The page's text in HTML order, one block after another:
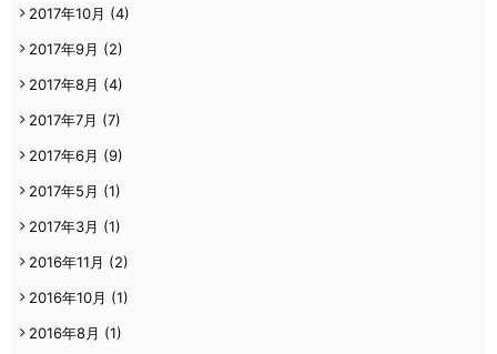
2017年10月 (4)
2017年9月 (2)
2017年8月 (4)
2017年7月 (7)
2017年6月 (9)
2017年5月 (1)
2017年3月 (1)
2016年11月 (2)
2016年10月 (1)
2016年8月 (1)